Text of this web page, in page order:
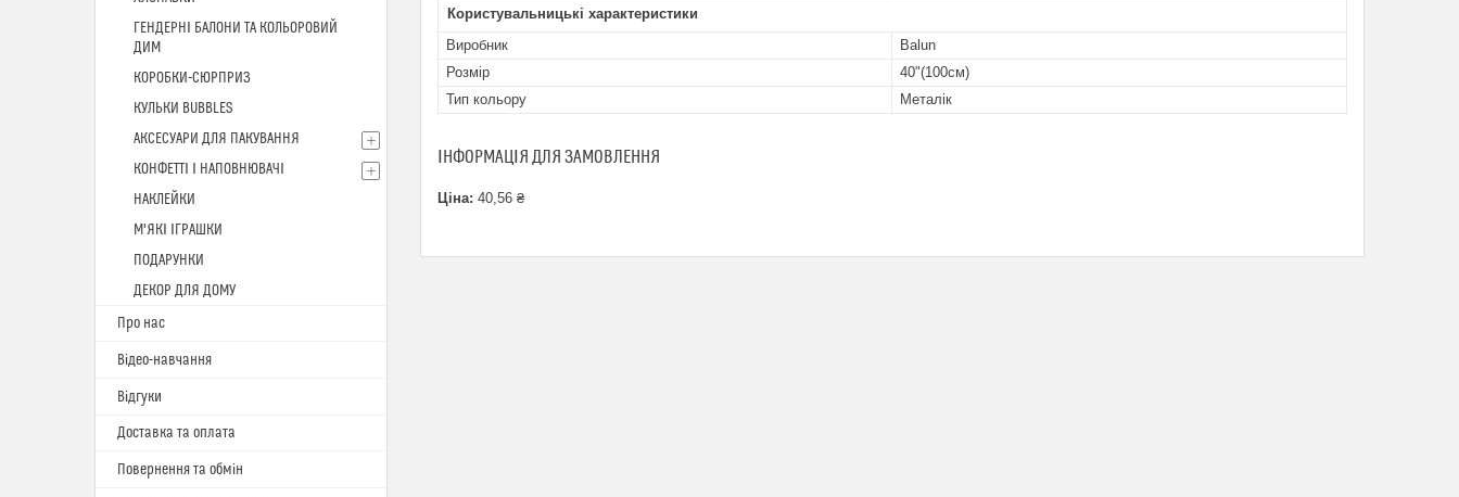
Користувальницькі характеристики
Виробник
Balun
Розмір
40"(100см)
Тип кольору
Металік
ІНФОРМАЦІЯ ДЛЯ ЗАМОВЛЕННЯ
Ціна: 40,56 ₴
ГЕНДЕРНІ БАЛОНИ ТА КОЛЬОРОВИЙ
ДИМ
КОРОБКИ-СЮРПРИЗ
КУЛЬКИ BUBBLES
АКСЕСУАРИ ДЛЯ ПАКУВАННЯ
КОНФЕТТІ І НАПОВНЮВАЧІ
НАКЛЕЙКИ
М'ЯКІ ІГРАШКИ
ПОДАРУНКИ
ДЕКОР ДЛЯ ДОМУ
Про нас
Відео-навчання
Відгуки
Доставка та оплата
Повернення та обмін